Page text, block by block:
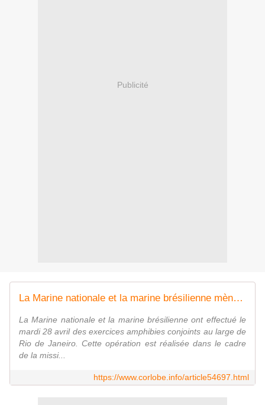
Publicité
La Marine nationale et la marine brésilienne mènent un impressionnant exercice de débarquement à Rio de Janeiro
La Marine nationale et la marine brésilienne ont effectué le
mardi 28 avril des exercices amphibies conjoints au large de
Rio de Janeiro. Cette opération est réalisée dans le cadre
de la missi...
https://www.corlobe.info/article54697.html